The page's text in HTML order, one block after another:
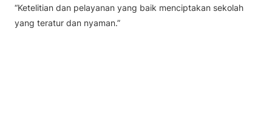
“Ketelitian dan pelayanan yang baik menciptakan sekolah
yang teratur dan nyaman.”